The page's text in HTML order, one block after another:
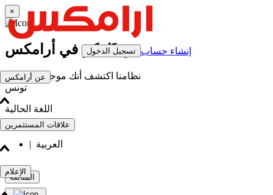
تسجيل الدخول إنشاء حساب
عن أرامكس
علاقات المستثمرين
الإعلام
×
مرحبًا بكم في أرامكس
نظامنا اكتشف أنك موجود حاليًا في
تونس
اللغة الحالية
English
| العربية
المتابعة